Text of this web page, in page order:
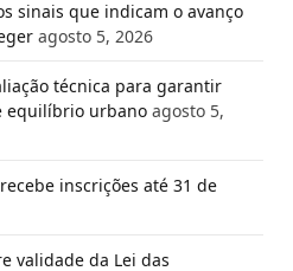
sinais que indicam o avanço
agosto 5, 2026
técnica para garantir
equilíbrio urbano agosto 5,
inscrições até 31 de
validade da Lei das